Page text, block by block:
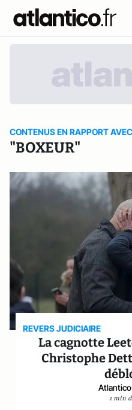
CONTENUS EN RAPPORT
"BOXEUR"
REVERS JUDICIAIRE
La cagnotte
Christophe
1 min